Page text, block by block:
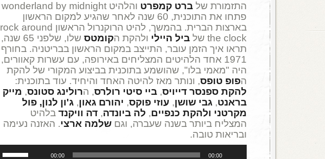
התזמורת של ברט קמפרט
והלהיט wonderland by midnight
פתחו את התוכנית, 60 שנה לאחר שהגיע למקום הראשון
בארצות הברית. בהמשך, להיט הרוקנרול הראשון rock around
the clock של
ביל היילי ולהקת הקומטס
שלו, שלפני 65 שנה,
תראו איך הזמן עובר, התייצב במקום הראשון בבריטניה. בחורף
1971 אחד הלהיטים המצליחים באירופה, עם עשרות קאוורים,
היה "מאמי בלו", שהושמע בתוכנית בביצוע המקורי של להקת
הפופ טופס, ונותר מאז להיטה האחד והיחיד. עוד בתוכנית:
להקת ספנסר דייויס, ביי סיטי רולרס, הרולינג סטונס, מייק
בראנט, גבי שושן, עוזי פוקס, יהורם גאון, ג'ון לנון, פול
מקרטני ולהקת כנפיים, לה ביונדה, דה וויקנד בלהיט
המצליח ביותר בשנה שעברה, וגם שלמה ארצי. האזנה נעימה
ובריאות טובה.
00:00
00:00